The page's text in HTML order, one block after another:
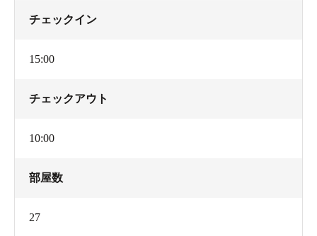
チェックイン
15:00
チェックアウト
10:00
部屋数
27